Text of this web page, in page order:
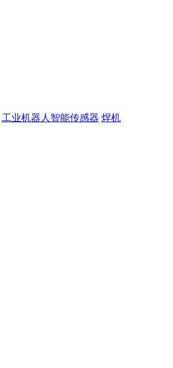
工业机器人智能传感器 焊机